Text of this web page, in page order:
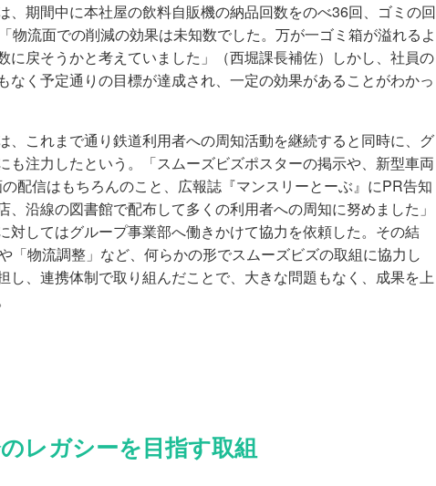
、期間中に本社屋の飲料自販機の納品回数をのべ36回、ゴミの回
物流面での削減の効果は未知数でした。万が一ゴミ箱が溢れるよ
に戻そうかと考えていました」（西堀課長補佐）しかし、社員の
なく予定通りの目標が達成され、一定の効果があることがわかっ
、これまで通り鉄道利用者への周知活動を継続すると同時に、グ
も注力したという。「スムーズビズポスターの掲示や、新型車両
配信はもちろんのこと、広報誌『マンスリーとーぶ』にPR告知
、沿線の図書館で配布して多くの利用者への周知に努めました」
対してはグループ事業部へ働きかけて協力を依頼した。その結
「物流調整」など、何らかの形でスムーズビズの取組に協力し
し、連携体制で取り組んだことで、大きな問題もなく、成果を上
レガシーを目指す取組